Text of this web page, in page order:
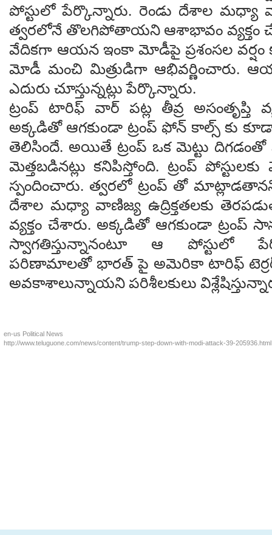
పోస్టులో పేర్కొన్నారు. రెండు దేశాల
త్వరలోనే తొలగిపోతాయని ఆశాభావం వ్యక్తం
వేదికగా ఆయన ఇంకా మోడీపై ప్రశంసల వర్షం
మోడీ మంచి మిత్రుడిగా ఆభివర్ణించారు.
ఎదురు చూస్తున్నట్లు పేర్కొన్నారు.
ట్రంప్ టారిఫ్ వార్ పట్ల తీవ్ర అసంతృప్తి
అక్కడితో ఆగకుండా ట్రంప్ ఫోన్ కాల్స్ కు
తెలిసిందే. అయితే ట్రంప్ ఒక మెట్టు
మెత్తబడినట్లు కనిపిస్తోంది. ట్రంప్
స్పందించారు. త్వరలో ట్రంప్ తో
దేశాల మధ్యా వాణిజ్య ఉద్రిక్తతలకు
వ్యక్తం చేశారు. అక్కడితో ఆగకుండా ట్రంప్
స్వాగతిస్తున్నానంటూ ఆ పోస్టులో
పరిణామాలతో భారత్ పై అమెరికా టారిఫ్ టెర్రర్
అవకాశాలున్నాయని పరిశీలకులు
en-us Political News
http://www.teluguone.com/news/content/trump-step-down-with-modi-attack-39-205936.html